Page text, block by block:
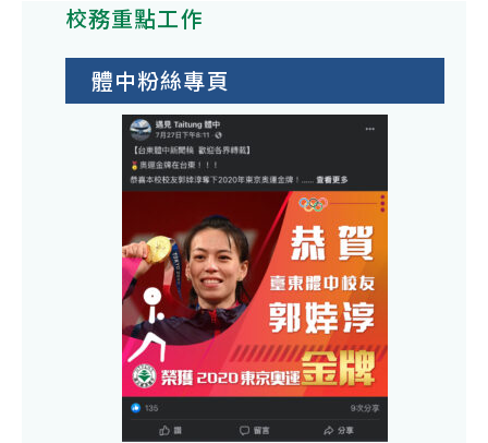
校務重點工作
體中粉絲專頁